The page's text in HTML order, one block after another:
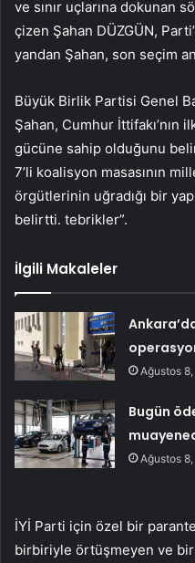
ve sınır uçlarına dokunan
çizen Şahan DÜZGÜN,
yandan Şahan, son seçim
Büyük Birlik Partisi Genel
Şahan, Cumhur İttifakı’nın
gücüne sahip olduğunu
7’li koalisyon masasının
örgütlerinin uğradığı bir
belirtti. tebrikler”.
İlgili Makaleler
Ağustos
Bugün
Ağustos
İYİ Parti için özel bir
birbiriyle örtüşmeyen ve